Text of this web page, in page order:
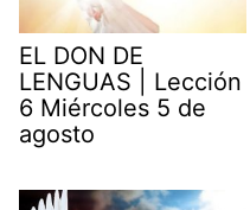
EL DON DE
LENGUAS | Lección
6 Miércoles 5 de
agosto